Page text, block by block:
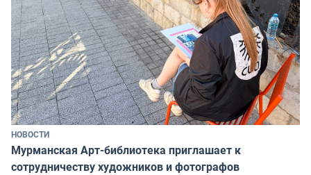
НОВОСТИ
Мурманская Арт-библиотека приглашает к
сотрудничеству художников и фотографов